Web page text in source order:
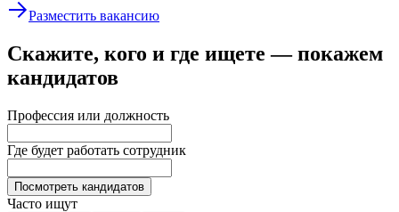
Разместить вакансию
Скажите, кого и где ищете — покажем
кандидатов
Профессия или должность
Где будет работать сотрудник
Посмотреть кандидатов
Часто ищут